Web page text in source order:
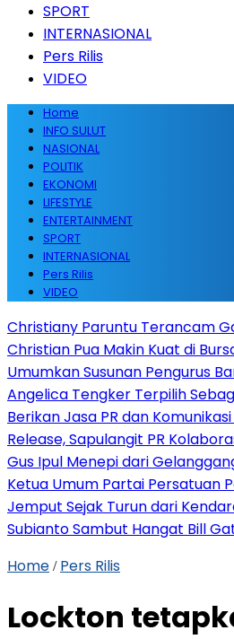
SPORT
INTERNASIONAL
Pers Rilis
VIDEO
Home
INFO SULUT
NASIONAL
POLITIK
EKONOMI
LIFESTYLE
ENTERTAINMENT
SPORT
INTERNASIONAL
Pers Rilis
VIDEO
Christiany Paruntu Terancam
Christian Pua Makin Kuat di
Umumkan Susunan Pengurus
Angelica Tengker Terpilih
Berikan Jasa PR dan
Release, Sapulangit PR
Gus Ipul Menepi dari
Ketua Umum Partai Persatuan
Jemput Sejak Turun dari
Subianto Sambut Hangat Bill
Home / Pers Rilis
Lockton